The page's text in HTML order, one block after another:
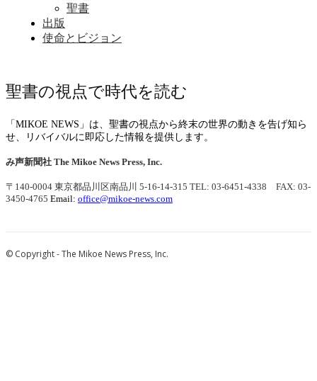
聖書
出版
使命とビジョン
聖書の視点で時代を読む
「MIKOE NEWS」は、聖書の視点から終末の世界の動きを告げ知ら
せ、リバイバルに即応した情報を提供します。
み声新聞社 The Mikoe News Press, Inc.
〒140-0004 東京都品川区南品川 5-16-14-315 TEL: 03-6451-4338 FAX: 03-
3450-4765 Email: office@mikoe-news.com
© Copyright - The Mikoe News Press, Inc.